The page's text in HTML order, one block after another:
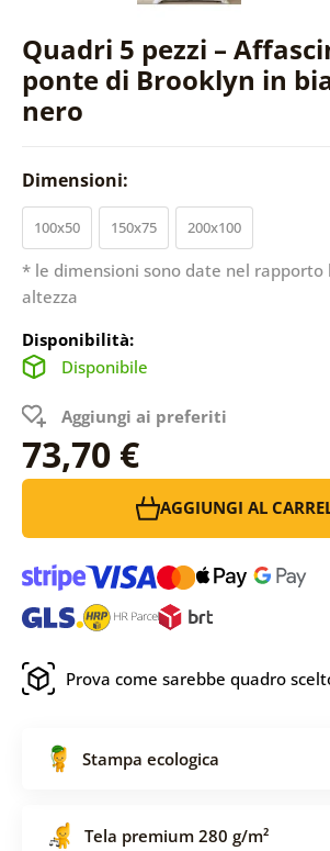
Quadri 5 pezzi –
ponte di Brooklyn in
nero
Dimensioni:
100x50 150x75 200x100
* le dimensioni sono date nel rapporto
altezza
Disponibilità:
Disponibile
Aggiungi ai preferiti
73,70 €
AGGIUNGI AL
Prova come sarebbe quadro
Stampa ecologica
Tela premium 280 g/m²